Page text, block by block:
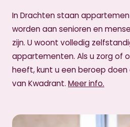
In Drachten staan
worden aan senioren en
zijn. U woont volledig
appartementen. Als u zorg of
heeft, kunt u een beroep
van Kwadrant. Meer info.